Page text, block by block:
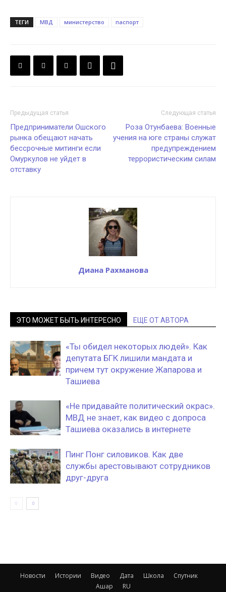
ТЕГИ МВД министерство паспорт
Предыдущая статья
Предприниматели Ошского
рынка обещают начать
бессрочные митинги если
Омуркулов не уйдет в
отставку
Следующая статья
Роза Отунбаева: Военные
учения на юге страны служат
предупреждением
террористическим силам
Диана Рахманова
ЭТО МОЖЕТ БЫТЬ ИНТЕРЕСНО ЕЩЕ ОТ АВТОРА
«Ты обидел некоторых людей». Как
депутата БГК лишили мандата и
причем тут окружение Жапарова и
Ташиева
«Не придавайте политический окрас».
МВД не знает, как видео с допроса
Ташиева оказались в интернете
Пинг Понг силовиков. Как две
службы арестовывают сотрудников
друг-друга
Новости Истории Видео Дата Школа
Спутник
Ашар
RU